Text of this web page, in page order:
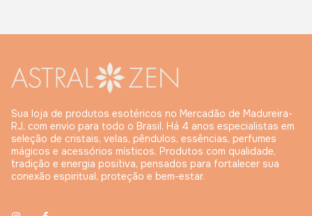
Sua loja de produtos esotéricos no Mercadão de Madureira-
RJ, com envio para todo o Brasil. Há 4 anos especialistas em
seleção de cristais, velas, pêndulos, essências, perfumes
mágicos e acessórios místicos. Produtos com qualidade,
tradição e energia positiva, pensados para fortalecer sua
conexão espiritual, proteção e bem-estar.